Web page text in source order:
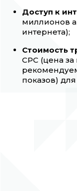
Доступ к
миллионов
интернета);
Стоимость
CPC (цена
показов)